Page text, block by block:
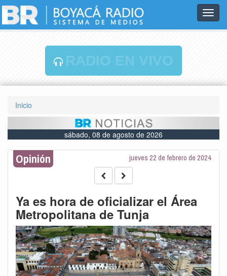
RADIO EN VIVO
Inicio
sábado, 08 de agosto de 2026
Opinión jueves 22 de febrero de 2024
Ya es hora de oficializar el Área
Metropolitana de Tunja